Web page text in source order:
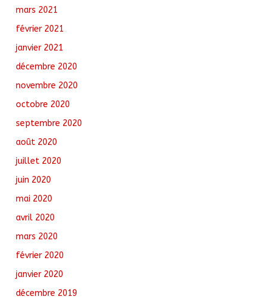
mars 2021
février 2021
janvier 2021
décembre 2020
novembre 2020
octobre 2020
septembre 2020
août 2020
juillet 2020
juin 2020
mai 2020
avril 2020
mars 2020
février 2020
janvier 2020
décembre 2019